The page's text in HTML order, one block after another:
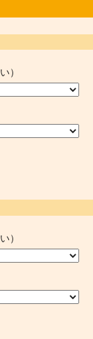
）
）